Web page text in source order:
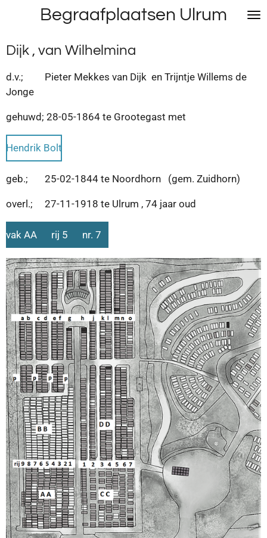
naar
de
hoofdinhoud
Begraafplaatsen Ulrum
Dijk , van Wilhelmina
d.v.; Pieter Mekkes van Dijk en Trijntje Willems de
Jonge
gehuwd; 28-05-1864 te Grootegast met
Hendrik Bolt
geb.; 25-02-1844 te Noordhorn (gem. Zuidhorn)
overl.; 27-11-1918 te Ulrum , 74 jaar oud
vak AA rij 5 nr. 7